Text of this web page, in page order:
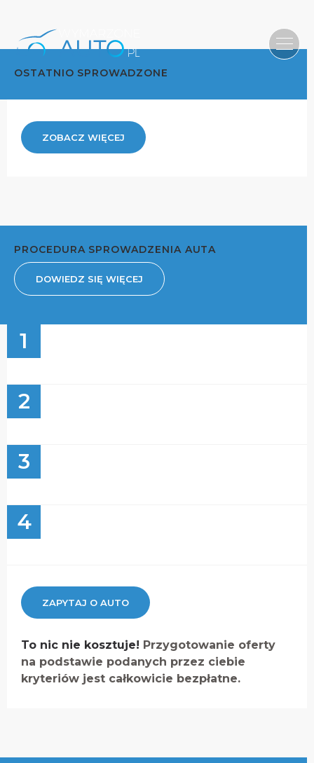
OSTATNIO SPROWADZONE
ZOBACZ WIĘCEJ
PROCEDURA SPROWADZENIA AUTA
DOWIEDZ SIĘ WIĘCEJ
1
2
3
4
ZAPYTAJ O AUTO
To nic nie kosztuje! Przygotowanie oferty
na podstawie podanych przez ciebie
kryteriów jest całkowicie bezpłatne.